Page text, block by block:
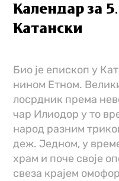
Календар за
Ка­тан­ски
Био је епи­скоп у
ни­ном Ет­ном.
ло­срд­ник пре­ма
чар Или­о­дор у то
на­род ра­зним
деж. Јед­ном, у
храм и по­че сво­је
све­за кра­јем